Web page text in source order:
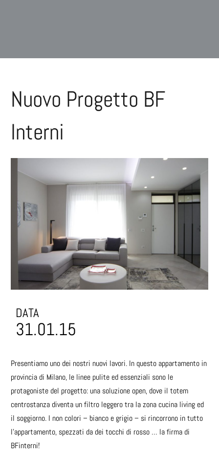
Nuovo Progetto BF
Interni
DATA
31.01.15
Presentiamo uno dei nostri nuovi lavori. In questo appartamento in
provincia di Milano, le linee pulite ed essenziali sono le
protagoniste del progetto: una soluzione open, dove il totem
centrostanza diventa un filtro leggero tra la zona cucina living ed
il soggiorno. I non colori – bianco e grigio – si rincorrono in tutto
l’appartamento, spezzati da dei tocchi di rosso … la firma di
BFinterni!